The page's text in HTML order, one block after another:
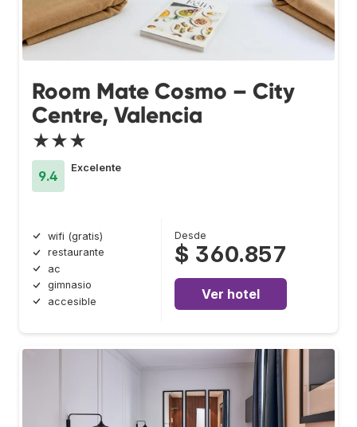
Room Mate Cosmo – City
Centre, Valencia
★★★
9.4
Excelente
wifi (gratis)
restaurante
ac
gimnasio
accesible
Desde
$ 360.857
Ver hotel